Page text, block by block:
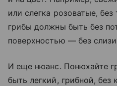
или слегка розоватые,
грибы должны быть без
поверхностью — без
И еще нюанс. Понюхайте
быть легкий, грибной, без